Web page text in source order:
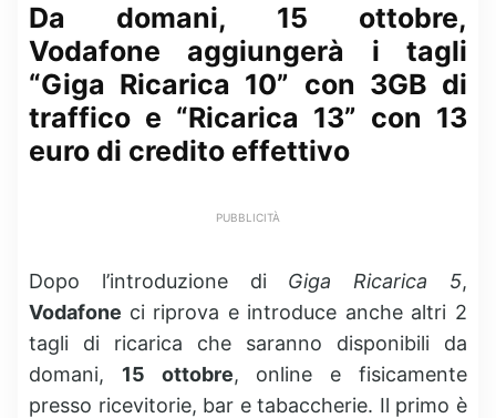
Da domani, 15 ottobre,
Vodafone aggiungerà i tagli
“Giga Ricarica 10” con 3GB di
traffico e “Ricarica 13” con 13
euro di credito effettivo
PUBBLICITÀ
Dopo l’introduzione di Giga Ricarica 5,
Vodafone ci riprova e introduce anche altri 2
tagli di ricarica che saranno disponibili da
domani, 15 ottobre, online e fisicamente
presso ricevitorie, bar e tabaccherie. Il primo è